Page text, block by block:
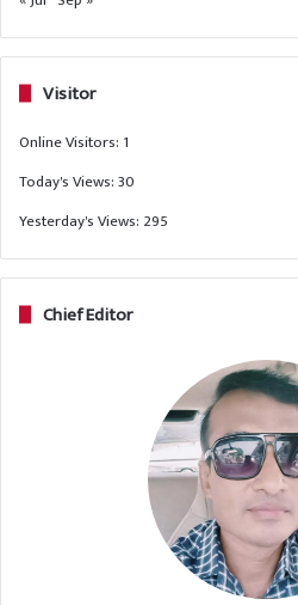
Visitor
Online Visitors: 1
Today's Views:30
Yesterday's Views: 295
Chief Editor